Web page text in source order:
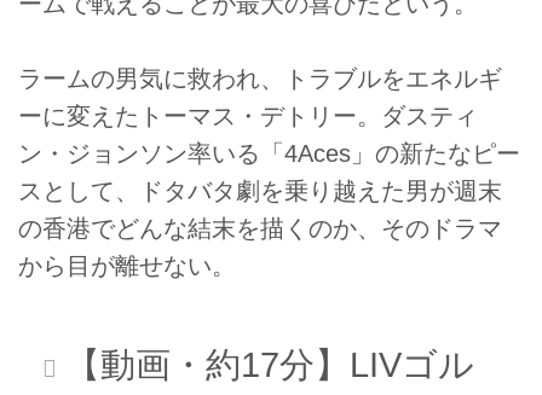
ラームの男気に救われ、トラブルをエネルギ
ーに変えたトーマス・デトリー。ダスティ
ン・ジョンソン率いる「4Aces」の新たなピー
スとして、ドタバタ劇を乗り越えた男が週末
の香港でどんな結末を描くのか、そのドラマ
から目が離せない。
【動画・約17分】LIVゴル